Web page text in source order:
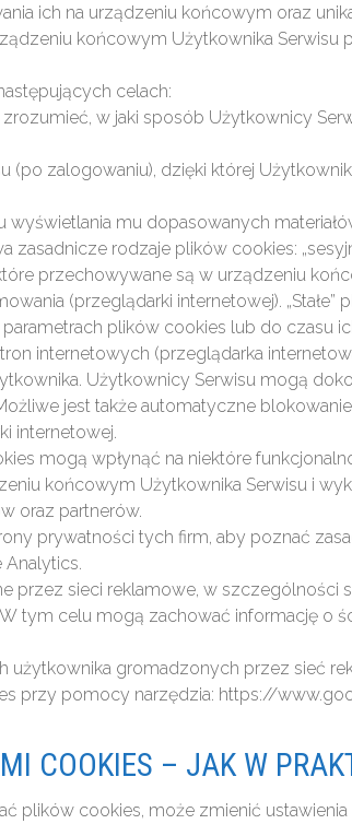
ich na urządzeniu końcowym oraz
końcowym Użytkownika
celach:
w jaki sposób Użytkownicy
(po zalogowaniu), dzięki której
wyświetlania mu dopasowanych
zasadnicze rodzaje plików cookies:
przechowywane są w urządzeniu
(przeglądarki internetowej).
plików cookies lub do czasu
internetowych (przeglądarka
Użytkownicy Serwisu mogą
jest także automatyczne
internetowej.
mogą wpłynąć na niektóre
końcowym Użytkownika Serwisu i
oraz partnerów.
prywatności tych firm, aby poznać
przez sieci reklamowe, w
tym celu mogą zachować informację o
użytkownika gromadzonych przez sieć
przy pomocy narzędzia: https://
COOKIES – JAK W
plików cookies, może zmienić